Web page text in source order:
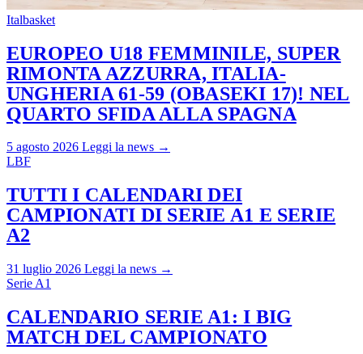
Italbasket
EUROPEO U18 FEMMINILE, SUPER
RIMONTA AZZURRA, ITALIA-
UNGHERIA 61-59 (OBASEKI 17)! NEL
QUARTO SFIDA ALLA SPAGNA
5 agosto 2026 Leggi la news →
LBF
TUTTI I CALENDARI DEI
CAMPIONATI DI SERIE A1 E SERIE
A2
31 luglio 2026 Leggi la news →
Serie A1
CALENDARIO SERIE A1: I BIG
MATCH DEL CAMPIONATO